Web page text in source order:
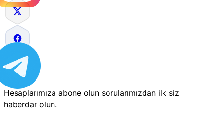
Hesaplarımıza abone olun sorularımızdan ilk siz
haberdar olun.